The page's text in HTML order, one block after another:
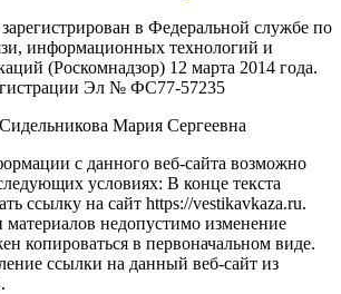
в Федеральной службе по
информационных технологий и
(Роскомнадзор) 12 марта 2014 года.
Эл № ФС77-57235
Мария Сергеевна
с данного веб-сайта возможно
условиях: В конце текста
ссылку на сайт https://vestikavkaza.ru.
недопустимо изменение
копироваться в первоначальном виде.
ссылки на данный веб-сайт из